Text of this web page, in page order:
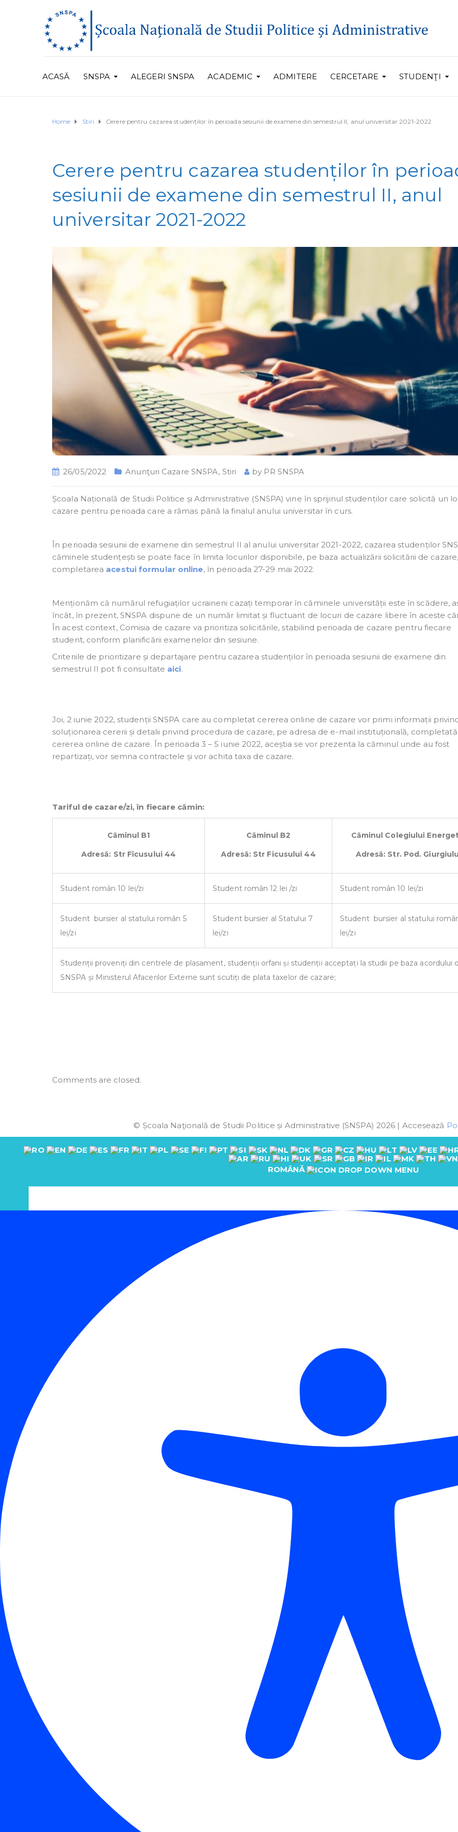
ACASĂ SNSPA ALEGERI SNSPA ACADEMIC ADMITERE CERCETARE STUDENŢI
Home Stiri Cerere pentru cazarea studenților în perioada sesiunii de examene din semestrul II, anul universitar 2021-2022
Cerere pentru cazarea studenților în
sesiunii de examene din semestrul II, anul
universitar 2021-2022
26/05/2022 Anunţuri Cazare SNSPA, Stiri by PR SNSPA
Școala Națională de Studii Politice și Administrative (SNSPA) vine în sprijinul studenților care solicită un
cazare pentru perioada care a rămas până la finalul anului universitar în curs.
În perioada sesiunii de examene din semestrul II al anului universitar 2021-2022, cazarea studenților
căminele studențești se poate face în limita locurilor disponibile, pe baza actualizării solicitării de
completarea acestui formular online, în perioada 27-29 mai 2022.
Menționăm că numărul refugiaților ucraineni cazați temporar în căminele universității este în scădere,
încât, în prezent, SNSPA dispune de un număr limitat și fluctuant de locuri de cazare libere în aceste
În acest context, Comisia de cazare va prioritiza solicitările, stabilind perioada de cazare pentru fiecare
student, conform planificării examenelor din sesiune.
Criteriile de prioritizare și departajare pentru cazarea studenților în perioada sesiunii de examene din
semestrul II pot fi consultate aici.
Joi, 2 iunie 2022, studenții SNSPA care au completat cererea online de cazare vor primi informații
soluționarea cererii și detalii privind procedura de cazare, pe adresa de e-mail instituțională,
cererea online de cazare. În perioada 3 – 5 iunie 2022, aceștia se vor prezenta la căminul unde au fost
repartizați, vor semna contractele și vor achita taxa de cazare.
Tariful de cazare/zi, în fiecare cămin:
Căminul B1
Adresă: Str Ficusului 44
Căminul B2
Adresă: Str Ficusului 44
Căminul Colegiului
Adresă: Str. Pod.
Student român 10 lei/zi Student român 12 lei /zi Student român 10 lei/zi
Student bursier al statului român 5
lei/zi
Student bursier al Statului 7
lei/zi
Student bursier al statului
lei/zi
Studenții proveniți din centrele de plasament, studenții orfani și studenții acceptați la studii pe baza acordului
SNSPA și Ministerul Afacerilor Externe sunt scutiți de plata taxelor de cazare;
Comments are closed.
© Școala Naţională de Studii Politice și Administrative (SNSPA) 2026 | Accesează
ROMÂNĂ